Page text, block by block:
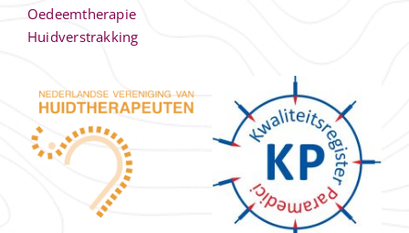
Oedeemtherapie
Huidverstrakking